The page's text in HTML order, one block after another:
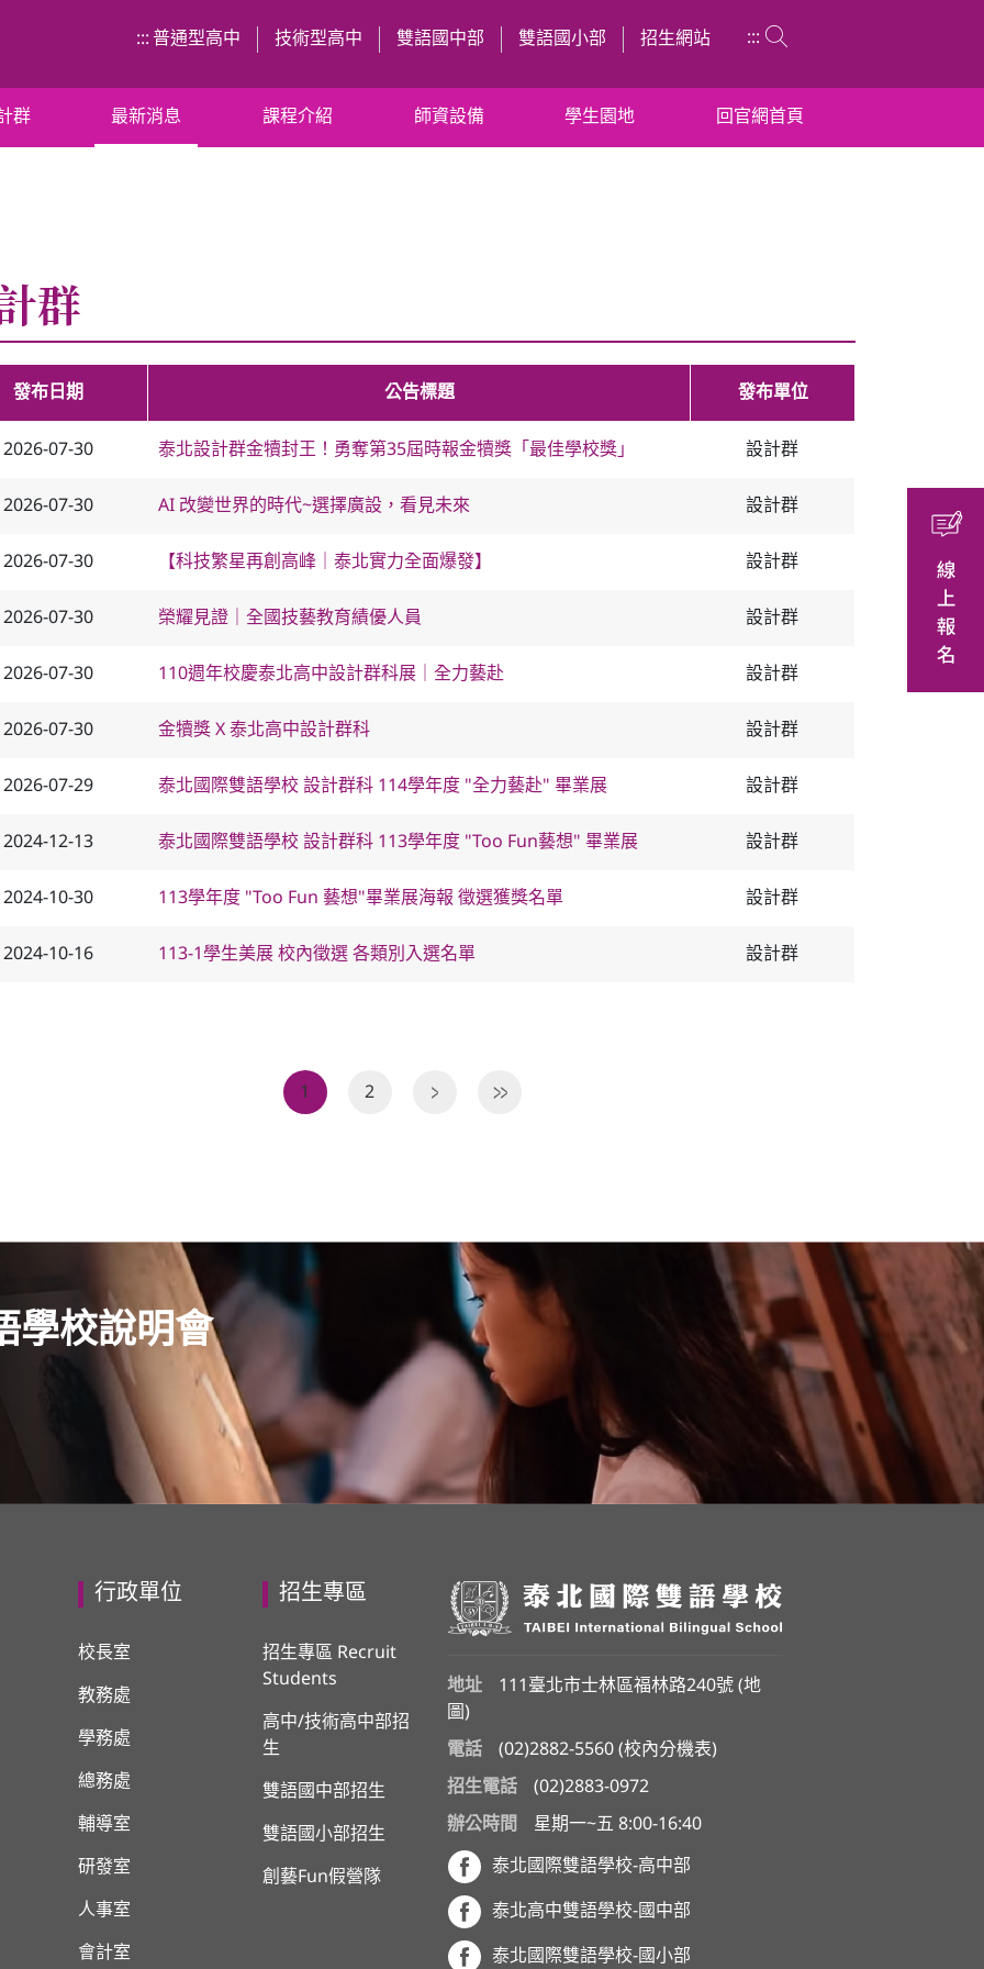
::: 普通型高中 技術型高中 雙語國中部 雙語國小部 招生網站 :::
群 最新消息 課程介紹 師資設備 學生園地 回官網首頁
群
發布日期 公告標題 發布單位
2026-07-30 泰北設計群金犢封王！勇奪第35屆時報金犢獎「最佳學校獎」 設計群
2026-07-30 AI 改變世界的時代~選擇廣設，看見未來 設計群
2026-07-30 【科技繁星再創高峰｜泰北實力全面爆發】 設計群
2026-07-30 榮耀見證｜全國技藝教育績優人員 設計群
2026-07-30 110週年校慶泰北高中設計群科展｜全力藝赴 設計群
2026-07-30 金犢獎 X 泰北高中設計群科 設計群
2026-07-29 泰北國際雙語學校 設計群科 114學年度 "全力藝赴" 畢業展 設計群
2024-12-13 泰北國際雙語學校 設計群科 113學年度 "Too Fun藝想" 畢業展 設計群
2024-10-30 113學年度 "Too Fun 藝想"畢業展海報 徵選獲獎名單 設計群
2024-10-16 113-1學生美展 校內徵選 各類別入選名單 設計群
1 2
學校說明會
行政單位
校長室
教務處
學務處
總務處
輔導室
研發室
人事室
會計室
招生專區
招生專區 Recruit
Students
高中/技術高中部招
生
雙語國中部招生
雙語國小部招生
創藝Fun假營隊
地址 111臺北市士林區福林路240號 (地
圖)
電話
(02)2882-5560 (校內分機表)
招生電話
(02)2883-0972
辦公時間
星期一~五 8:00-16:40
泰北國際雙語學校-高中部
泰北高中雙語學校-國中部
泰北國際雙語學校-國小部